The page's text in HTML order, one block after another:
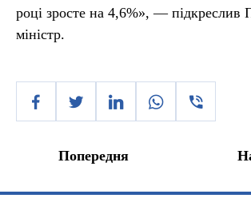
році зросте на 4,6%», — підкреслив
міністр.
Попередня